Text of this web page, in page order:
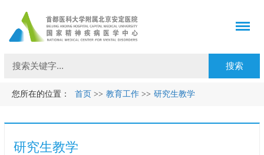
您所在的位置： 首页 >> 教育工作 >> 研究生教学
研究生教学